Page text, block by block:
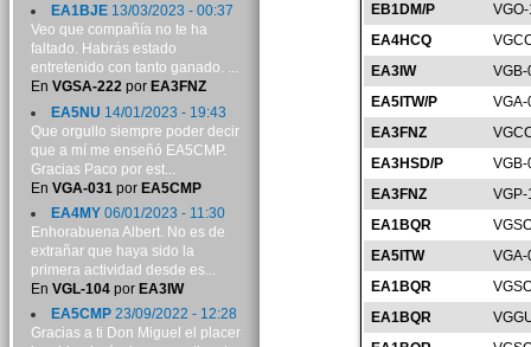
EB1DM/P
EA4HCQ
EA3IW
EA5ITW/P
EA3FNZ
EA3HSD/P
EA3FNZ
EA1BQR
EA5ITW
VGA-
EA1BQR
EA1BQR
EA1BJE13/03/2023 - 00:37
Veo que compañía no te ha
faltado. Habrás estado
entretenido con tanto ganado. ...
En VGSA-222por EA3FNZ
EA5NU 14/01/2023 - 19:43
Que orgullo siempre poder decir
que a mí me enseñó EA5CMP.
Gracias Paco por est...
En VGA-031 por EA5CMP
EA4MY06/01/2023 - 11:30
Enhorabuena Albert. No es de
extrañar que haya sido la
primera actividad desde es...
En VGL-104por EA3IW
EA5CMP23/09/2022 - 12:28
Gracias a ti Don Miguel el placer